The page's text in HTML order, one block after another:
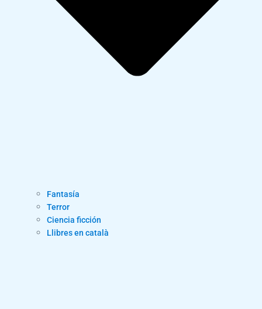
Fantasía
Terror
Ciencia ficción
Llibres en català